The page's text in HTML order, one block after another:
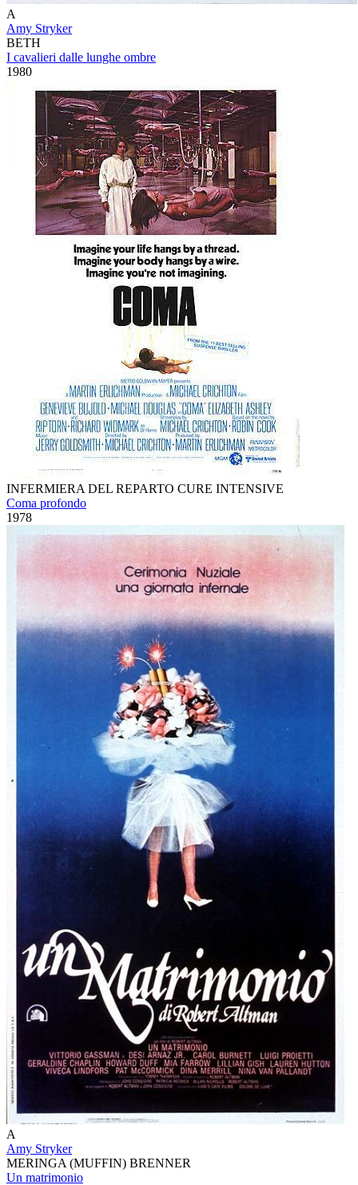
A
Amy Stryker
BETH
I cavalieri dalle lunghe ombre
1980
INFERMIERA DEL REPARTO CURE INTENSIVE
Coma profondo
1978
A
Amy Stryker
MERINGA (MUFFIN) BRENNER
Un matrimonio